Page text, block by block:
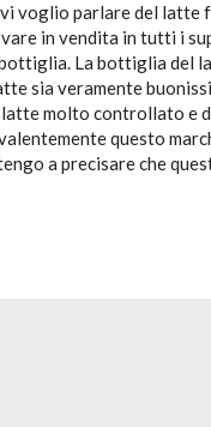
vi voglio parlare del
in vendita in tutti i
La bottiglia del
sia veramente
molto controllato e
questo
a precisare che